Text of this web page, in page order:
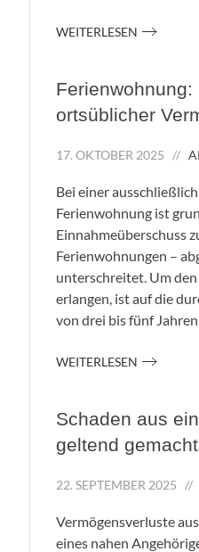
WEITERLESEN
ortsüblicher
17. OKTOBER 2025 //
Bei einer
Ferienwohnung ist
Einnahmeüberschuss
Ferienwohnungen –
unterschreitet. Um
erlangen, ist auf die
von drei bis fünf
WEITERLESEN
Schaden aus
geltend
22. SEPTEMBER 2025
Vermögensverluste
eines nahen